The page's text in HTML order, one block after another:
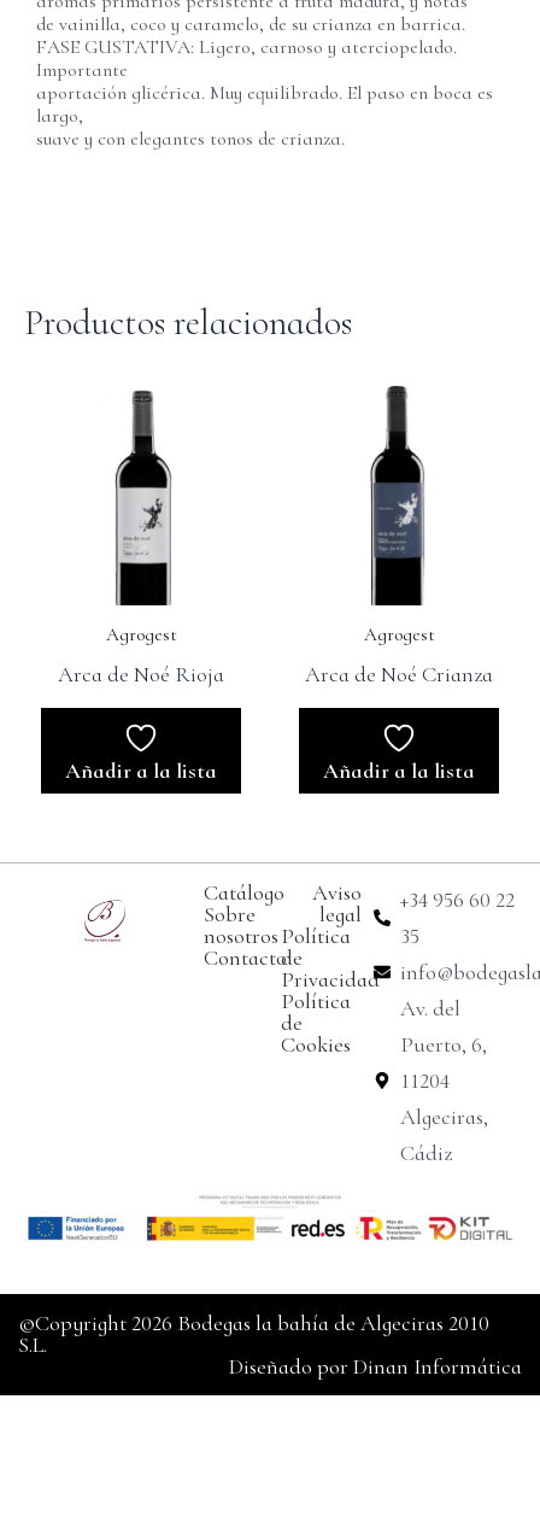
de vainilla, coco y caramelo, de su crianza en barrica.
FASE GUSTATIVA: Ligero, carnoso y aterciopelado.
Importante
aportación glicérica. Muy equilibrado. El paso en boca es
largo,
suave y con elegantes tonos de crianza.
Productos relacionados
Agrogest
Arca de Noé Rioja
Añadir a la lista
Agrogest
Arca de Noé Crianza
Añadir a la lista
Catálogo
Sobre
nosotros
Contacto
Aviso
legal
Política
de
Privacidad
Política
de
Cookies
+34 956 60 22
35
Av. del
Puerto, 6,
11204
Algeciras,
Cádiz
©Copyright 2026 Bodegas la bahía de Algeciras 2010
S.L.
Diseñado por Dinan Informática